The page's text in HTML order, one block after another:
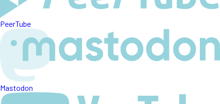
PeerTube
Mastodon